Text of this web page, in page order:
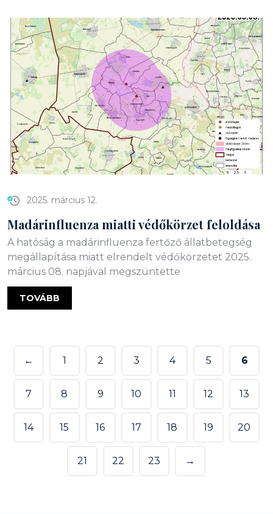
2025. március 12.
Madárinfluenza miatti védőkörzet feloldása
A hatóság a madárinfluenza fertőző állatbetegség
megállapítása miatt elrendelt védőkörzetet 2025.
március 08. napjával megszüntette
TOVÁBB
← 1 2 3 4 5 6
7 8 9 10 11 12 13
14 15 16 17 18 19 20
21 22 23 →